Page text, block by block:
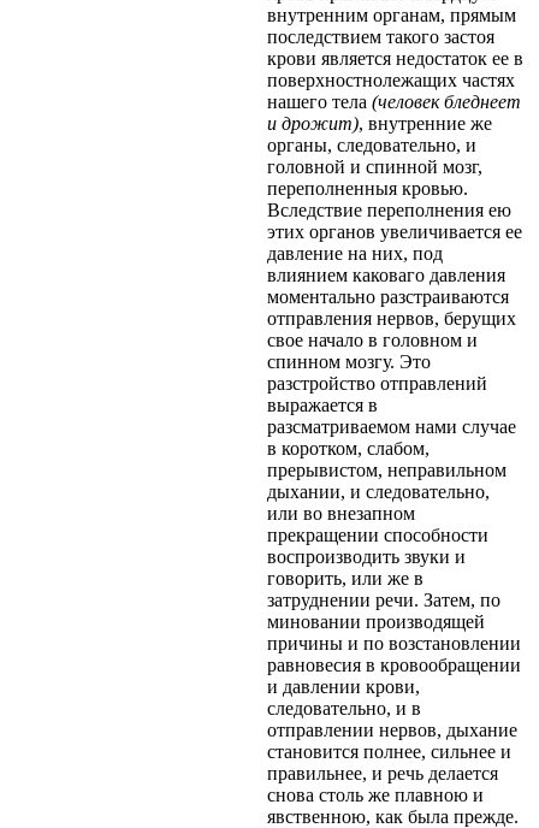
внутренним органам, прямым
последствием такого застоя
крови является недостаток ее в
поверхностнолежащих частях
нашего тела (человек бледнеет
и дрожит), внутренние же
органы, следовательно, и
головной и спинной мозг,
переполненныя кровью.
Вследствие переполнения ею
этих органов увеличивается ее
давление на них, под
влиянием каковаго давления
моментально разстраиваются
отправления нервов, берущих
свое начало в головном и
спинном мозгу. Это
разстройство отправлений
выражается в
разсматриваемом нами случае
в коротком, слабом,
прерывистом, неправильном
дыхании, и следовательно,
или во внезапном
прекращении способности
воспроизводить звуки и
говорить, или же в
затруднении речи. Затем, по
миновании производящей
причины и по возстановлении
равновесия в кровообращении
и давлении крови,
следовательно, и в
отправлении нервов, дыхание
становится полнее, сильнее и
правильнее, и речь делается
снова столь же плавною и
явственною, как была прежде.